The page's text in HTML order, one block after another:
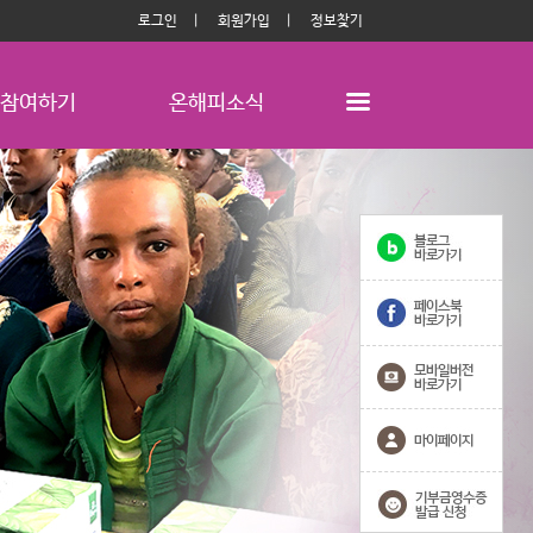
로그인 회원가입 정보찾기
참여하기 온해피소식